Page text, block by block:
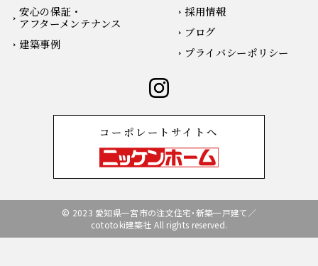
安心の保証・
アフターメンテナンス
建築事例
採用情報
ブログ
プライバシーポリシー
コーポレートサイトへ
© 2023 愛知県一宮市の注文住宅・新築一戸建て／
cototoki建築社 All rights reserved.